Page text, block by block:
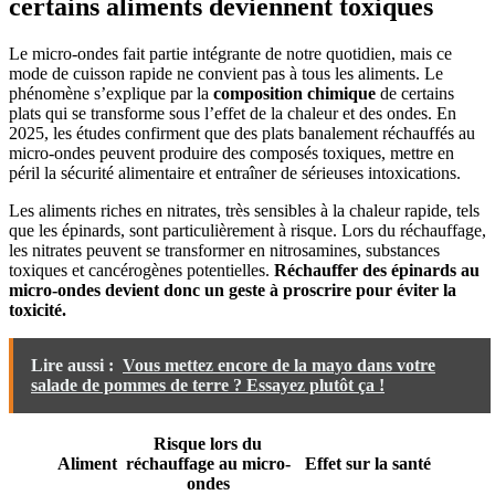
certains aliments deviennent toxiques
Le micro-ondes fait partie intégrante de notre quotidien, mais ce
mode de cuisson rapide ne convient pas à tous les aliments. Le
phénomène s’explique par la composition chimique de certains
plats qui se transforme sous l’effet de la chaleur et des ondes. En
2025, les études confirment que des plats banalement réchauffés au
micro-ondes peuvent produire des composés toxiques, mettre en
péril la sécurité alimentaire et entraîner de sérieuses intoxications.
Les aliments riches en nitrates, très sensibles à la chaleur rapide, tels
que les épinards, sont particulièrement à risque. Lors du réchauffage,
les nitrates peuvent se transformer en nitrosamines, substances
toxiques et cancérogènes potentielles. Réchauffer des épinards au
micro-ondes devient donc un geste à proscrire pour éviter la
toxicité.
Lire aussi : Vous mettez encore de la mayo dans votre
salade de pommes de terre ? Essayez plutôt ça !
Aliment
Risque lors du
réchauffage au micro-
ondes
Effet sur la santé